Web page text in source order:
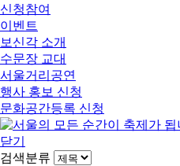
신청참여
이벤트
보신각 소개
수문장 교대
서울거리공연
행사 홍보 신청
문화공간등록 신청
닫기
검색분류